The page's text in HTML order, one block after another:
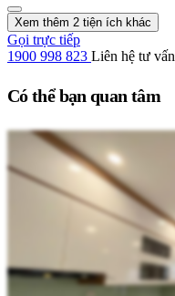
Xem thêm 2 tiện ích khác
Gọi trực tiếp
1900 998 823 Liên hệ tư vấn
Có thể bạn quan tâm